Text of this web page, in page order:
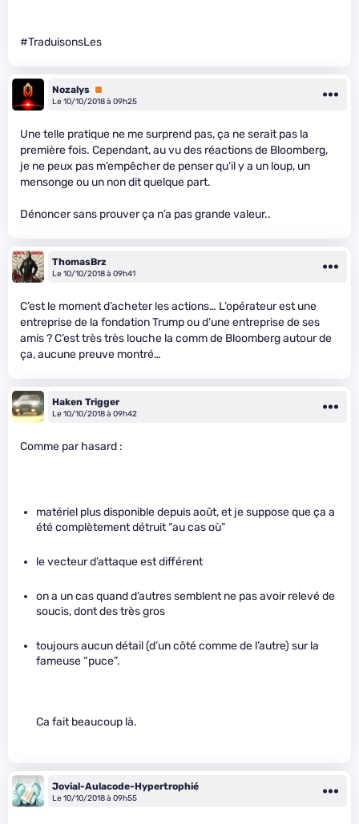
#TraduisonsLes
Nozalys Premium
Le 10/10/2018 à 09h25
Une telle pratique ne me surprend pas, ça ne serait pas la
première fois. Cependant, au vu des réactions de Bloomberg,
je ne peux pas m’empêcher de penser qu’il y a un loup, un
mensonge ou un non dit quelque part.
Dénoncer sans prouver ça n’a pas grande valeur..
ThomasBrz
Le 10/10/2018 à 09h41
C’est le moment d’acheter les actions… L’opérateur est une
entreprise de la fondation Trump ou d’une entreprise de ses
amis ? C’est très très louche la comm de Bloomberg autour de
ça, aucune preuve montré…
Haken Trigger
Le 10/10/2018 à 09h42
Comme par hasard :
matériel plus disponible depuis août, et je suppose que ça a
été complètement détruit “au cas où”
le vecteur d’attaque est différent
on a un cas quand d’autres semblent ne pas avoir relevé de
soucis, dont des très gros
toujours aucun détail (d’un côté comme de l’autre) sur la
fameuse “puce”.
Ca fait beaucoup là.
Jovial-Aulacode-Hypertrophié
Le 10/10/2018 à 09h55